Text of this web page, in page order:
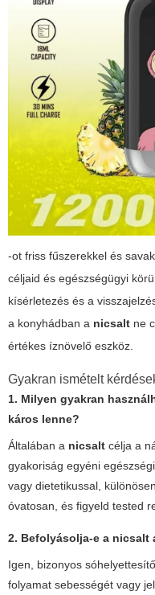
-ot friss fűszerekkel és
céljaid és egészségügyi
kísérletezés és a
a konyhádban a nicsalt ne
értékes íznövelő eszköz.
Gyakran ismételt
1. Milyen gyakran
káros lenne?
Általában a nicsalt célja a
gyakoriság egyéni
vagy dietetikussal,
óvatosan, és figyeld tested
2. Befolyásolja-e a nicsalt
Igen, bizonyos
folyamat sebességét vagy